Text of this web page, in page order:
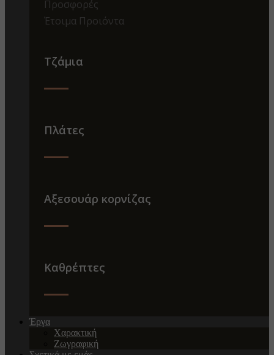
Προσφορές
Έτοιμα Προιόντα
Τζάμια
Πλάτες
Αξεσουάρ κορνίζας
Καθρέπτες
Έργα
Χαρακτική
Ζωγραφική